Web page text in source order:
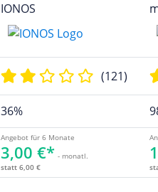
IONOS
(121)
36%
Angebot für 6 Monate
3,00 €* - monatl.
statt 6,00 €